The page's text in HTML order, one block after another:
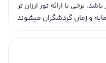
برخی با ارائه تور ارزان تر
و زمان گردشگران میشوند